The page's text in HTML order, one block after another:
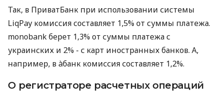
Так, в ПриватБанк при использовании системы
LiqPay комиссия составляет 1,5% от суммы платежа.
monobank берет 1,3% от суммы платежа с
украинских и 2% - с карт иностранных банков. А,
например, в àбанк комиссия составляет 1,2%.
О регистраторе расчетных операций